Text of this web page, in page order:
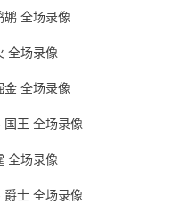
鹕 全场录像
全场录像
金 全场录像
王 全场录像
全场录像
士 全场录像